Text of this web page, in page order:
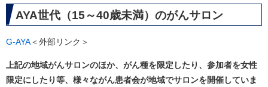
AYA世代（15～40歳未満）のがんサロン
G-AYA＜外部リンク＞
上記の地域がんサロンのほか、がん種を限定したり、参加者を女性
限定にしたり等、様々ながん患者会が地域でサロンを開催していま